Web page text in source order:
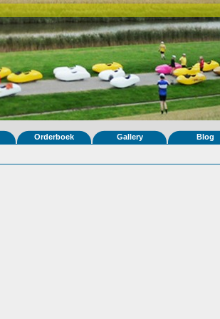
Orderboek Gallery Blog